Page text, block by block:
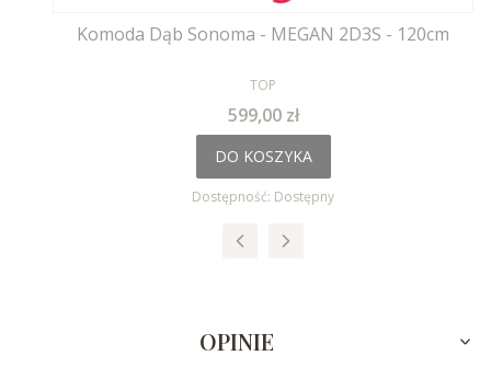
Komoda Dąb Sonoma - MEGAN 2D3S - 120cm
PRODUCENT
TOP
Cena
599,00 zł
DO KOSZYKA
Dostępność: Dostępny
OPINIE